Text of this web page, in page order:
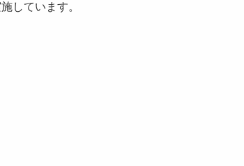
しています。